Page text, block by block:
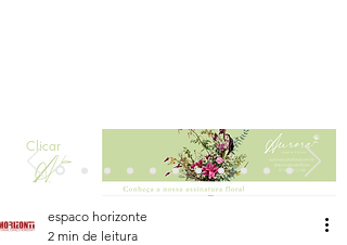
Clicar
espaco horizonte
2 min de leitura